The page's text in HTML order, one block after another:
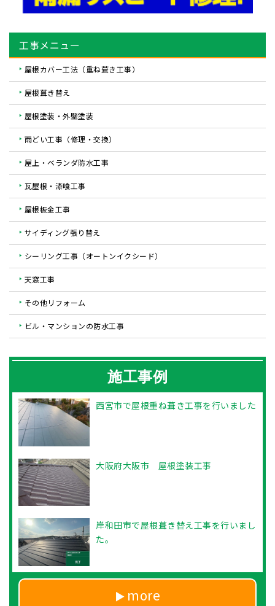
工事メニュー
屋根カバー工法（重ね葺き工事）
屋根葺き替え
屋根塗装・外壁塗装
雨どい工事（修理・交換）
屋上・ベランダ防水工事
瓦屋根・漆喰工事
屋根板金工事
サイディング張り替え
シーリング工事（オートンイクシード）
天窓工事
その他リフォーム
ビル・マンションの防水工事
施工事例
西宮市で屋根重ね葺き工事を行いました
大阪府大阪市 屋根塗装工事
岸和田市で屋根葺き替え工事を行いまし
た。
more